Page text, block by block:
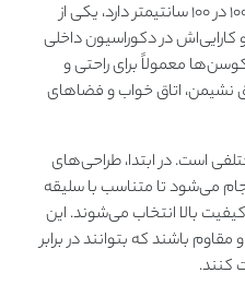
کوسن مربع بزرگ، که ابعادی حدود 100 در 100 سانتیمتر دارد، یکی از
در دکوراسیون داخلی
معمولاً برای راحتی و
نشیمن، اتاق خواب و فضاهای
است. در ابتدا، طراحی‌های
می‌شود تا متناسب با سلیقه
بالا انتخاب می‌شوند. این
باشند که بتوانند در برابر